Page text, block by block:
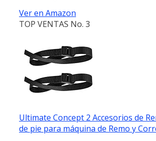
Ver en Amazon
TOP VENTAS No. 3
Ultimate Concept 2 Accesorios de
de pie para máquina de Remo y